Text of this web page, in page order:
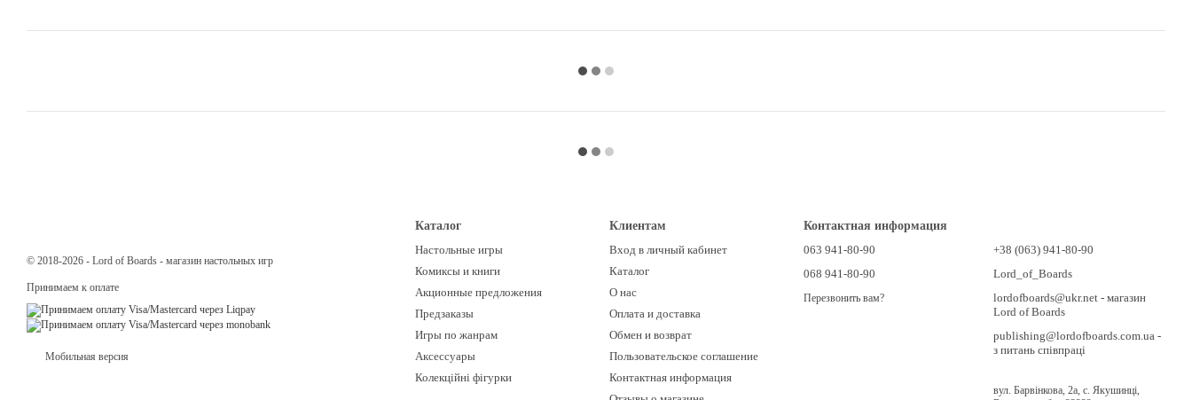
© 2018-2026 - Lord of Boards - магазин настольных игр
Принимаем к оплате
Мобильная версия
Каталог
Настольные игры
Комиксы и книги
Акционные предложения
Предзаказы
Игры по жанрам
Аксессуары
Колекційні фігурки
Клиентам
Вход в личный кабинет
Каталог
О нас
Оплата и доставка
Обмен и возврат
Пользовательское соглашение
Контактная информация
Контактная информация
063 941-80-90
068 941-80-90
Перезвонить вам?
+38 (063) 941-80-90
Lord_of_Boards
lordofboards@ukr.net - магазин
Lord of Boards
publishing@lordofboards.com.ua -
з питань співпраці
вул. Барвінкова, 2а, с. Якушинці,